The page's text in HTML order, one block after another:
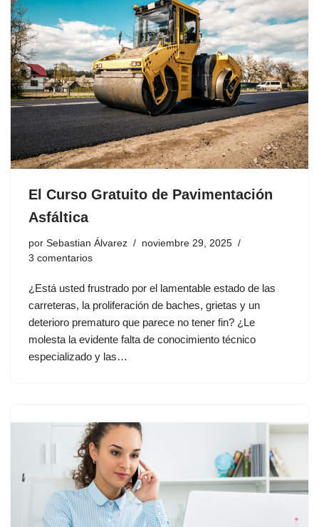
El Curso Gratuito de Pavimentación
Asfáltica
por Sebastian Álvarez
noviembre 29, 2025
3 comentarios
¿Está usted frustrado por el lamentable estado de las
carreteras, la proliferación de baches, grietas y un
deterioro prematuro que parece no tener fin? ¿Le
molesta la evidente falta de conocimiento técnico
especializado y las…